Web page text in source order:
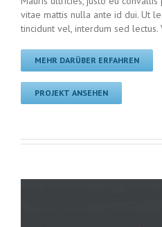
vitae mattis nulla ante id dui. Ut
tincidunt vel, interdum sed lectus.
MEHR DARÜBER ERFAHREN
PROJEKT ANSEHEN